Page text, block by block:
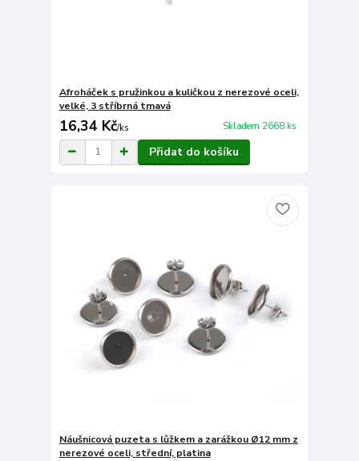
Afroháček s pružinkou a kuličkou z nerezové oceli,
velké, 3 stříbrná tmavá
16,34 Kč/ks Skladem 2668 ks
Přidat do košíku
Náušnicová puzeta s lůžkem a zarážkou Ø12 mm z
nerezové oceli, střední, platina